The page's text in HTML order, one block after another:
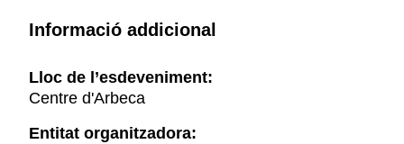
Informació addicional
Lloc de l’esdeveniment:
Centre d'Arbeca
Entitat organitzadora: